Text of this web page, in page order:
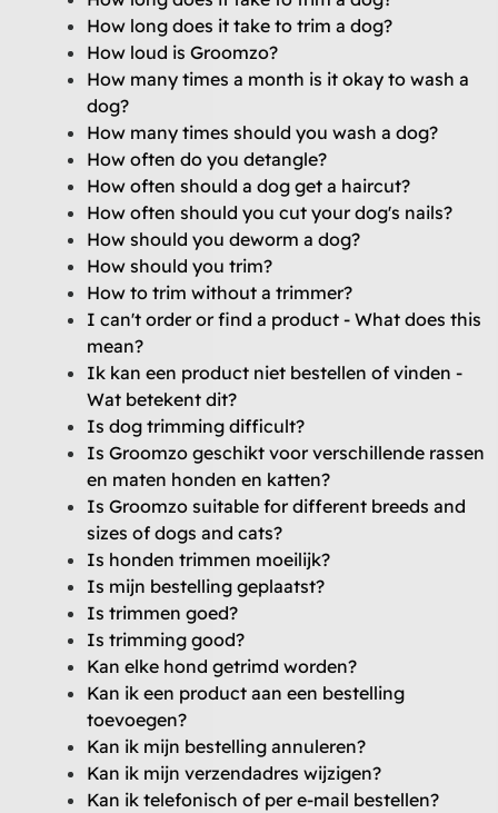
How long does it take to trim a dog?
How loud is Groomzo?
How many times a month is it okay to wash a
dog?
How many times should you wash a dog?
How often do you detangle?
How often should a dog get a haircut?
How often should you cut your dog's nails?
How should you deworm a dog?
How should you trim?
How to trim without a trimmer?
I can't order or find a product - What does this
mean?
Ik kan een product niet bestellen of vinden -
Wat betekent dit?
Is dog trimming difficult?
Is Groomzo geschikt voor verschillende rassen
en maten honden en katten?
Is Groomzo suitable for different breeds and
sizes of dogs and cats?
Is honden trimmen moeilijk?
Is mijn bestelling geplaatst?
Is trimmen goed?
Is trimming good?
Kan elke hond getrimd worden?
Kan ik een product aan een bestelling
toevoegen?
Kan ik mijn bestelling annuleren?
Kan ik mijn verzendadres wijzigen?
Kan ik telefonisch of per e-mail bestellen?